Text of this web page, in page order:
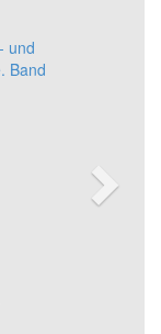
und
Band